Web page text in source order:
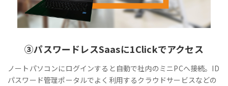
③パスワードレスSaasに1Clickでアクセス
ノートパソコンにログインすると自動で社内のミニPCへ接続。ID
パスワード管理ポータルでよく利用するクラウドサービスなどの